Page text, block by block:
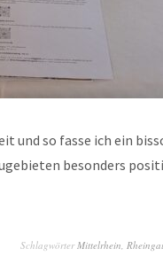
und so fasse ich ein
besonders
SchlagwörterMittelrhein,